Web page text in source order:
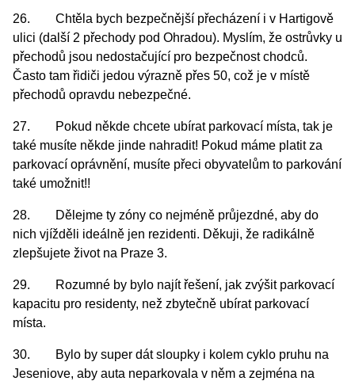
26. Chtěla bych bezpečnější přecházení i v Hartigově
ulici (další 2 přechody pod Ohradou). Myslím, že ostrůvky u
přechodů jsou nedostačující pro bezpečnost chodců.
Často tam řidiči jedou výrazně přes 50, což je v místě
přechodů opravdu nebezpečné.
27. Pokud někde chcete ubírat parkovací místa, tak je
také musíte někde jinde nahradit! Pokud máme platit za
parkovací oprávnění, musíte přeci obyvatelům to parkování
také umožnit!!
28. Dělejme ty zóny co nejméně průjezdné, aby do
nich vjížděli ideálně jen rezidenti. Děkuji, že radikálně
zlepšujete život na Praze 3.
29. Rozumné by bylo najít řešení, jak zvýšit parkovací
kapacitu pro residenty, než zbytečně ubírat parkovací
místa.
30. Bylo by super dát sloupky i kolem cyklo pruhu na
Jeseniove, aby auta neparkovala v něm a zejména na